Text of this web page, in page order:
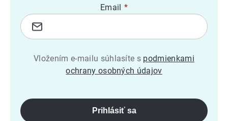
Email
Vložením e-mailu súhlasíte s podmienkami
ochrany osobných údajov
Prihlásiť sa